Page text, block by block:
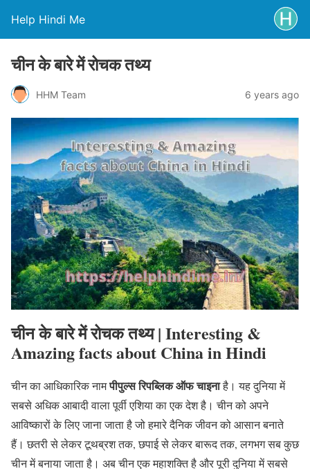
Help Hindi Me
चीन के बारे में रोचक तथ्य
HHM Team 6 years ago
चीन के बारे में रोचक तथ्य| Interesting &
Amazing facts about China in Hindi
चीन का आधिकारिक नामपीपुल्स रिपब्लिक ऑफ चाइनाहै। यह दुनिया में
सबसे अधिक आबादी वाला पूर्वी एशिया का एक देश है। चीन को अपने
आविष्कारों के लिए जाना जाता है जो हमारे दैनिक जीवन को आसान बनाते
हैं। छतरी से लेकर टूथब्रश तक, छपाई से लेकर बारूद तक, लगभग सब कुछ
चीन में बनाया जाता है। अब चीन एक महाशक्ति है और पूरी दुनिया में सबसे